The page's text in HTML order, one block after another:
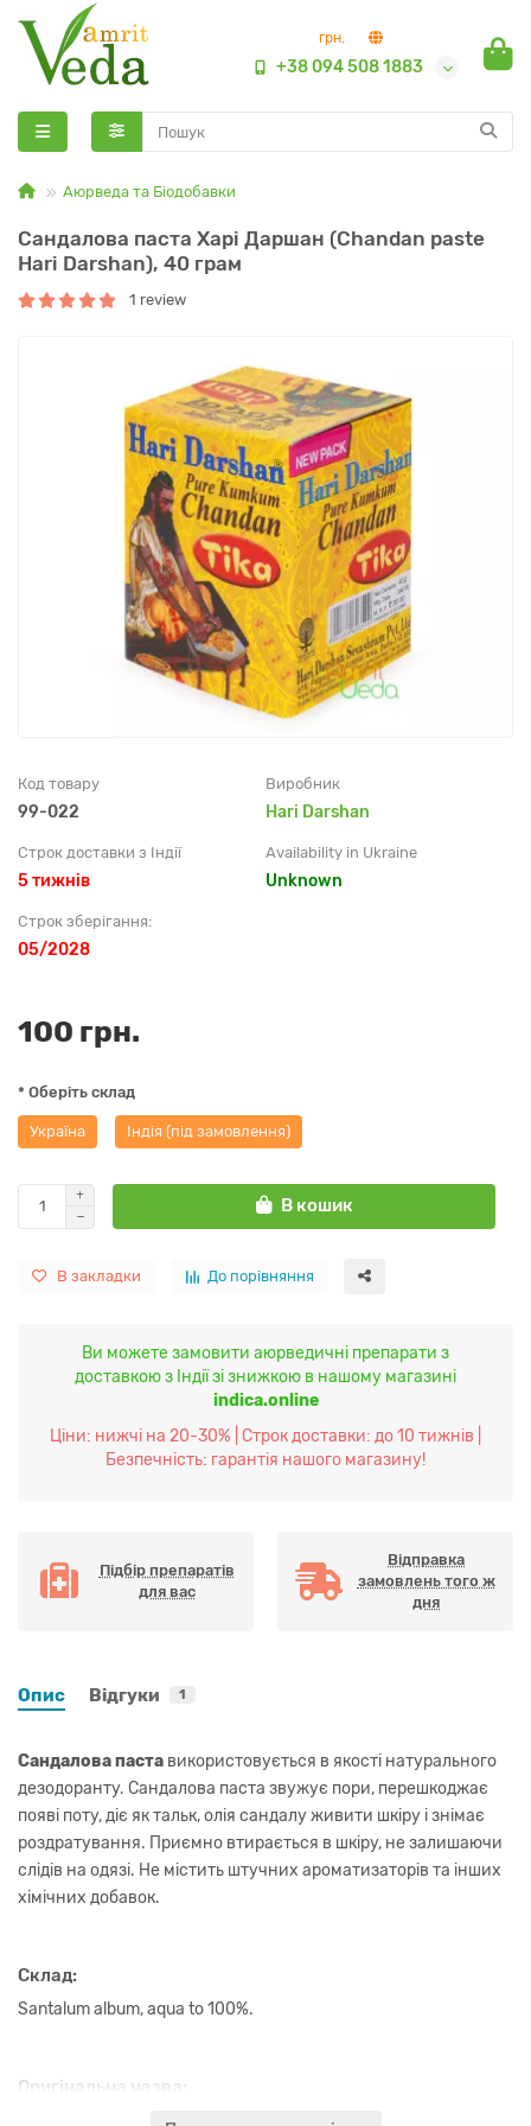
грн.
+38 094 508 1883
Аюрведа та Біодобавки
Сандалова паста Харі Даршан (Chandan paste
Hari Darshan), 40 грам
1 review
Код товару
99-022
Виробник
Hari Darshan
Строк доставки з Індії
5 тижнів
Availability in Ukraine
Unknown
Строк зберігання:
05/2028
100 грн.
* Оберіть склад
Україна Індія (під замовлення)
В кошик
В закладки До порівняння
Ви можете замовити аюрведичні препарати з
доставкою з Індії зі знижкою в нашому магазині
indica.online
Ціни: нижчі на 20-30% | Строк доставки: до 10 тижнів |
Безпечність: гарантія нашого магазину!
Підбір препаратів
для вас
Відправка
замовлень того ж
дня
Опис Відгуки 1
Сандалова паста використовується в якості натурального
дезодоранту. Сандалова паста звужує пори, перешкоджає
появі поту, діє як тальк, олія сандалу живити шкіру і знімає
роздратування. Приємно втирається в шкіру, не залишаючи
слідів на одязі. Не містить штучних ароматизаторів та інших
хімічних добавок.
Склад:
Santalum album, aqua to 100%.
Оригінальна назва:
Chandan tika Hari Darshan.